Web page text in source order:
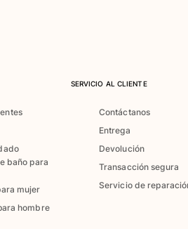
Pantalones
Ver todo Pret-a-porter
Ver todo Niña
baño para
mujer
hombre
SERVICIO AL CLIENTE
Contáctanos
Entrega
Devolución
Transacción segura
Servicio de